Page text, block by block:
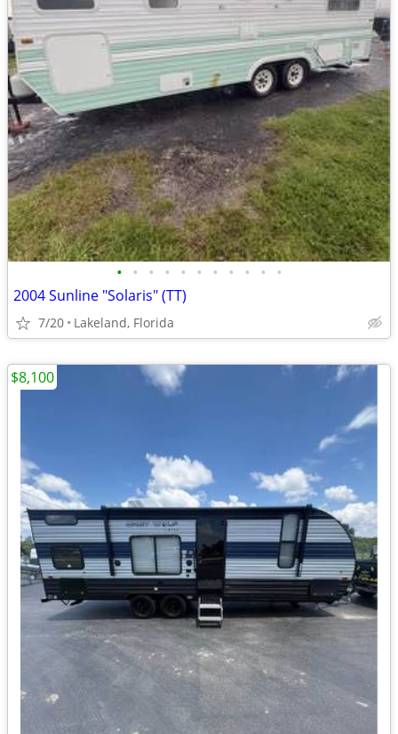
• • • • • • • • • • •
2004 Sunline "Solaris" (TT)
7/20 Lakeland, Florida
$8,100